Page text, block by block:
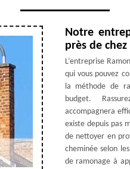
Notre
près de chez
L’entreprise
qui vous pouvez
la méthode de
budget.
accompagnera
existe depuis pas
de nettoyer en
cheminée selon
de ramonage à